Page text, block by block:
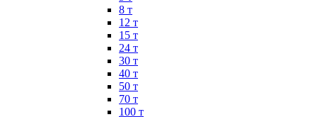
8 т
12 т
15 т
24 т
30 т
40 т
50 т
70 т
100 т